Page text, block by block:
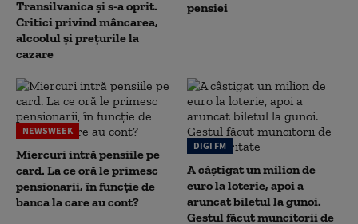
Transilvanica și s-a oprit.
Critici privind mâncarea,
alcoolul și prețurile la
cazare
pensiei
NEWSWEEK
Miercuri intră pensiile pe
card. La ce oră le primesc
pensionarii, în funcție de
banca la care au cont?
DIGI FM
A câștigat un milion de
euro la loterie, apoi a
aruncat biletul la gunoi.
Gestul făcut muncitorii de